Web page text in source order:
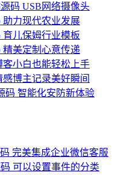
码 USB网络摄像头
力现代农业发展
儿保姆行业模板
美定制心意传递
客小白也能轻松上手
博主记录美好瞬间
码 智能化安防新体验
完美集成企业微信客服
可以设置事件的分类